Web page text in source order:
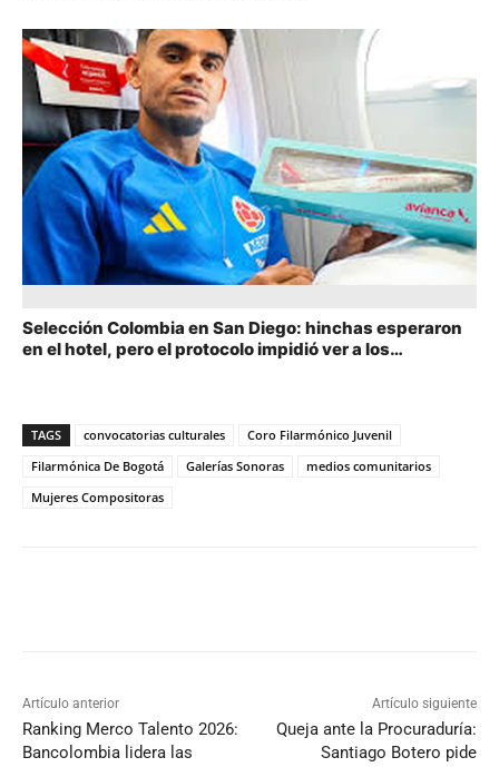
Selección Colombia en San Diego: hinchas esperaron
en el hotel, pero el protocolo impidió ver a los
TAGS convocatorias culturales
Coro Filarmónico Juvenil
Filarmónica De Bogotá
Galerías Sonoras
medios comunitarios
Mujeres Compositoras
Artículo anterior
Ranking Merco Talento 2026:
Bancolombia lidera las
Artículo siguiente
Queja ante la Procuraduría:
Santiago Botero pide